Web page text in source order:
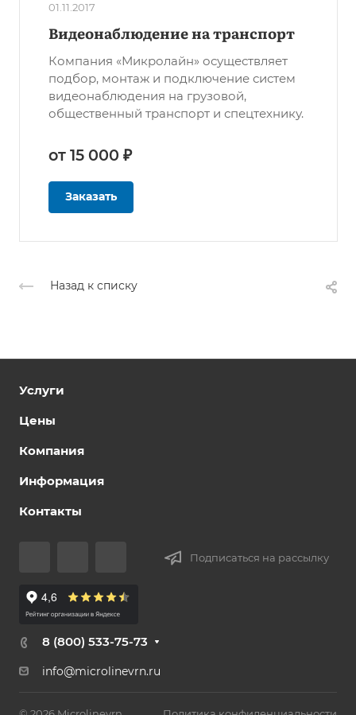
01.11.2017
Видеонаблюдение на транспорт
Компания «Микролайн» осуществляет
подбор, монтаж и подключение систем
видеонаблюдения на грузовой,
общественный транспорт и спецтехнику.
от 15 000 ₽
Заказать
Назад к списку
Услуги
Цены
Компания
Информация
Контакты
Подписаться на рассылку
8 (800) 533-75-73
info@microlinevrn.ru